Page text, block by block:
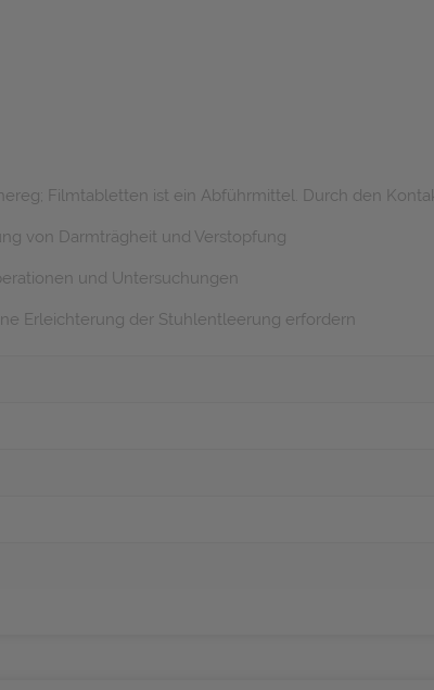
Filmtabletten ist ein Abführmittel. Durch den
von Darmträgheit und Verstopfung
und Untersuchungen
Erleichterung der Stuhlentleerung erfordern